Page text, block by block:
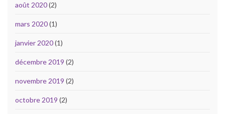
août 2020(2)
mars 2020(1)
janvier 2020(1)
décembre 2019 (2)
novembre 2019 (2)
octobre 2019 (2)